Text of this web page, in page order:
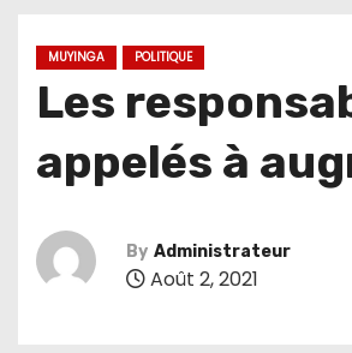
MUYINGA POLITIQUE
Les
appelés à
By Administrateur
Août 2, 2021